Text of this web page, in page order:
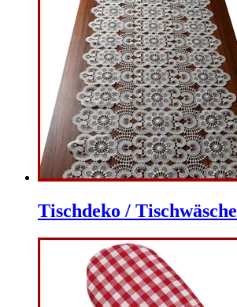
Tischdeko / Tischwäsche